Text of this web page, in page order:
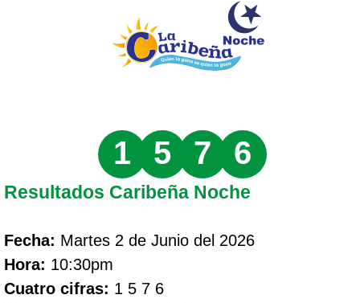
1 5 7 6
Resultados Caribeña Noche
Fecha: Martes 2 de Junio del 2026
Hora: 10:30pm
Cuatro cifras: 1 5 7 6